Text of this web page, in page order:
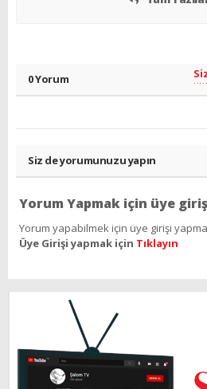
0 Yorum
Siz de yorumunuzu yapın
Yorum Yapmak için üye
Yorum yapabilmek için üye girişi
Üye Girişi yapmak için Tıklayın